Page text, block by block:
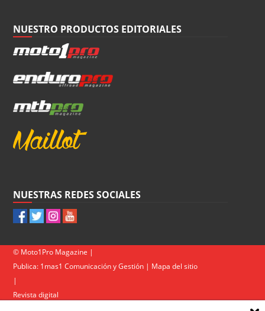
NUESTRO PRODUCTOS EDITORIALES
NUESTRAS REDES SOCIALES
© Moto1Pro Magazine |
Publica: 1mas1 Comunicación y Gestión | Mapa del sitio
|
Revista digital